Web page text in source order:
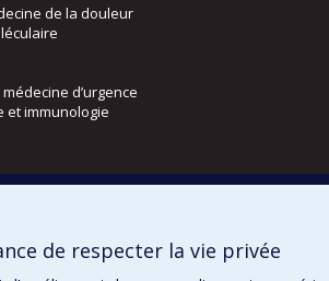
de la douleur
d’urgence
et immunologie
de respecter la vie privée